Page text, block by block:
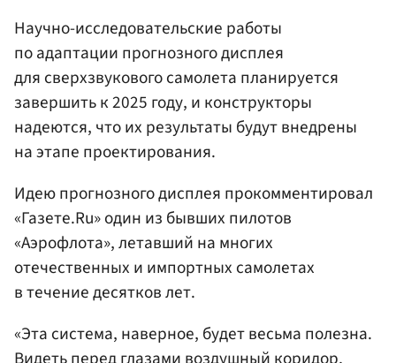
Научно-исследовательские работы
по адаптации прогнозного дисплея
для сверхзвукового самолета планируется
завершить к 2025 году, и конструкторы
надеются, что их результаты будут внедрены
на этапе проектирования.
Идею прогнозного дисплея прокомментировал
«Газете.Ru» один из бывших пилотов
«Аэрофлота», летавший на многих
отечественных и импортных самолетах
в течение десятков лет.
«Эта система, наверное, будет весьма полезна.